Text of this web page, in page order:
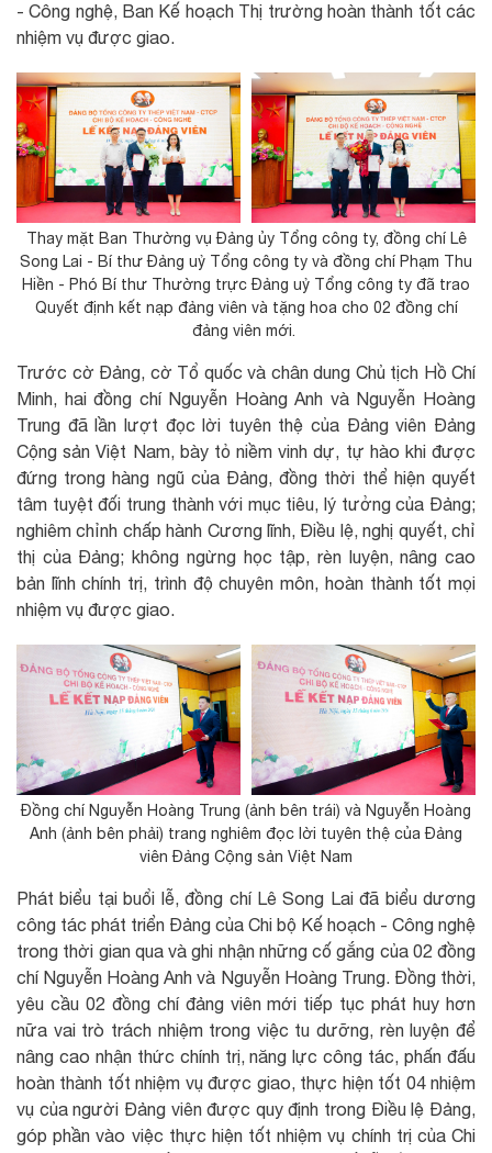
- Công nghệ, Ban Kế hoạch Thị trường hoàn thành tốt các
nhiệm vụ được giao.
Thay mặt Ban Thường vụ Đảng ủy Tổng công ty, đồng chí Lê
Song Lai - Bí thư Đảng uỷ Tổng công ty và đồng chí Phạm Thu
Hiền - Phó Bí thư Thường trực Đảng uỷ Tổng công ty đã trao
Quyết định kết nạp đảng viên và tặng hoa cho 02 đồng chí
đảng viên mới.
Trước cờ Đảng, cờ Tổ quốc và chân dung Chủ tịch Hồ Chí
Minh, hai đồng chí Nguyễn Hoàng Anh và Nguyễn Hoàng
Trung đã lần lượt đọc lời tuyên thệ của Đảng viên Đảng
Cộng sản Việt Nam, bày tỏ niềm vinh dự, tự hào khi được
đứng trong hàng ngũ của Đảng, đồng thời thể hiện quyết
tâm tuyệt đối trung thành với mục tiêu, lý tưởng của Đảng;
nghiêm chỉnh chấp hành Cương lĩnh, Điều lệ, nghị quyết, chỉ
thị của Đảng; không ngừng học tập, rèn luyện, nâng cao
bản lĩnh chính trị, trình độ chuyên môn, hoàn thành tốt mọi
nhiệm vụ được giao.
Đồng chí Nguyễn Hoàng Trung (ảnh bên trái) và Nguyễn Hoàng
Anh (ảnh bên phải) trang nghiêm đọc lời tuyên thệ của Đảng
viên Đảng Cộng sản Việt Nam
Phát biểu tại buổi lễ, đồng chí Lê Song Lai đã biểu dương
công tác phát triển Đảng của Chi bộ Kế hoạch - Công nghệ
trong thời gian qua và ghi nhận những cố gắng của 02 đồng
chí Nguyễn Hoàng Anh và Nguyễn Hoàng Trung. Đồng thời,
yêu cầu 02 đồng chí đảng viên mới tiếp tục phát huy hơn
nữa vai trò trách nhiệm trong việc tu dưỡng, rèn luyện để
nâng cao nhận thức chính trị, năng lực công tác, phấn đấu
hoàn thành tốt nhiệm vụ được giao, thực hiện tốt 04 nhiệm
vụ của người Đảng viên được quy định trong Điều lệ Đảng,
góp phần vào việc thực hiện tốt nhiệm vụ chính trị của Chi